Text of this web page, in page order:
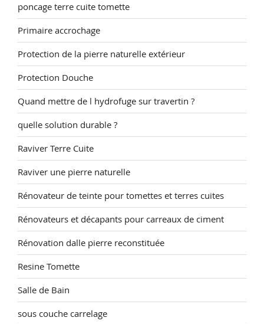
poncage terre cuite tomette
Primaire accrochage
Protection de la pierre naturelle extérieur
Protection Douche
Quand mettre de l hydrofuge sur travertin ?
quelle solution durable ?
Raviver Terre Cuite
Raviver une pierre naturelle
Rénovateur de teinte pour tomettes et terres cuites
Rénovateurs et décapants pour carreaux de ciment
Rénovation dalle pierre reconstituée
Resine Tomette
Salle de Bain
sous couche carrelage